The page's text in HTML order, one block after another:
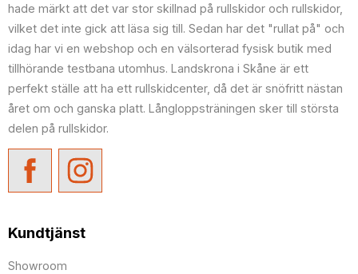
hade märkt att det var stor skillnad på rullskidor och rullskidor,
vilket det inte gick att läsa sig till. Sedan har det "rullat på" och
idag har vi en webshop och en välsorterad fysisk butik med
tillhörande testbana utomhus. Landskrona i Skåne är ett
perfekt ställe att ha ett rullskidcenter, då det är snöfritt nästan
året om och ganska platt. Långloppsträningen sker till största
delen på rullskidor.
Kundtjänst
Showroom